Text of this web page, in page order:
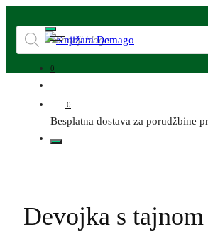
0
0
Besplatna dostava za porudžbine
Devojka s